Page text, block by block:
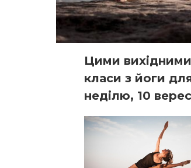
Цими
класи з йоги
неділю, 10